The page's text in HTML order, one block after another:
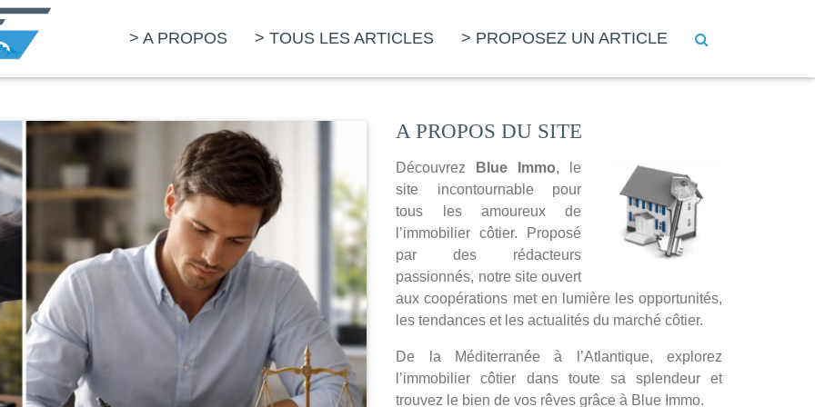
> A PROPOS > TOUS LES ARTICLES > PROPOSEZ UN ARTICLE
A PROPOS DU SITE
Découvrez Blue Immo, le
site incontournable pour
tous les amoureux de
l’immobilier côtier. Proposé
par des rédacteurs
passionnés, notre site ouvert
aux coopérations met en lumière les opportunités,
les tendances et les actualités du marché côtier.
De la Méditerranée à l’Atlantique, explorez
l’immobilier côtier dans toute sa splendeur et
trouvez le bien de vos rêves grâce à Blue Immo.